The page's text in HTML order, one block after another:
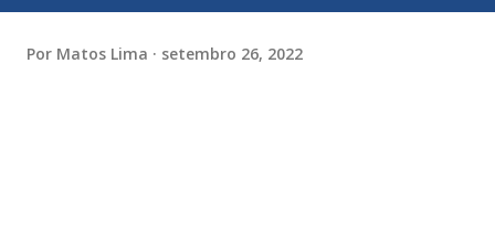
Por Matos Lima setembro 26, 2022